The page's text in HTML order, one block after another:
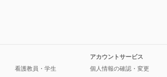
看護教員・学生
アカウントサービス
個人情報の確認・変更